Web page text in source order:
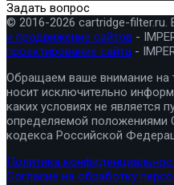
Задать вопрос
© 2016-2026 cartridge-
и продвижение сайтов -
проектирование сайта -
Обращаем ваше внимание на
носит исключительно
каких условиях не является
определяемой положениями
кодекса Российской
Политика
Согласие на обработку